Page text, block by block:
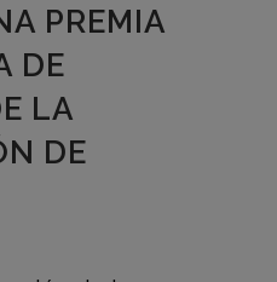
PREMIA
DE
LA
DE